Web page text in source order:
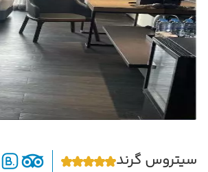
سیتروس گرند